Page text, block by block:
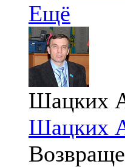
Ещё
Шацких
Шацких